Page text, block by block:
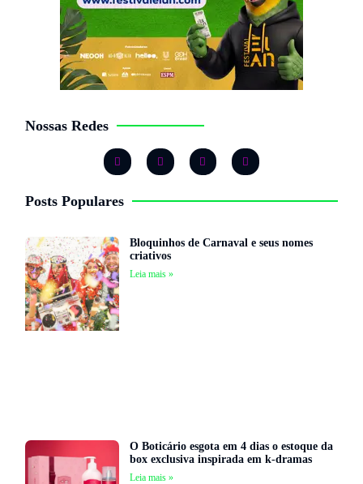
Nossas Redes
Posts Populares
Bloquinhos de Carnaval e seus nomes
criativos
Leia mais »
O Boticário esgota em 4 dias o estoque da
box exclusiva inspirada em k-dramas
Leia mais »